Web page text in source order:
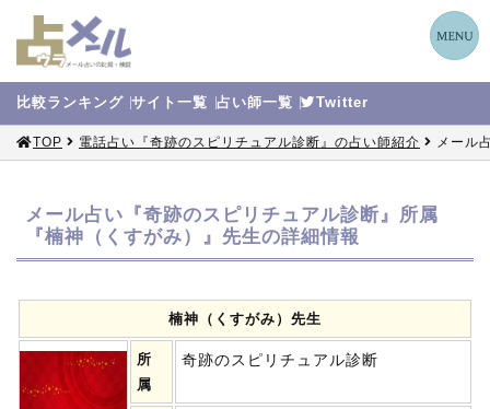
比較ランキング サイト一覧 占い師一覧 Twitter
TOP 電話占い『奇跡のスピリチュアル診断』の占い師紹介 メール
メール占い『奇跡のスピリチュアル診断』所属
『楠神（くすがみ）』先生の詳細情報
楠神（くすがみ）先生
所
属
奇跡のスピリチュアル診断